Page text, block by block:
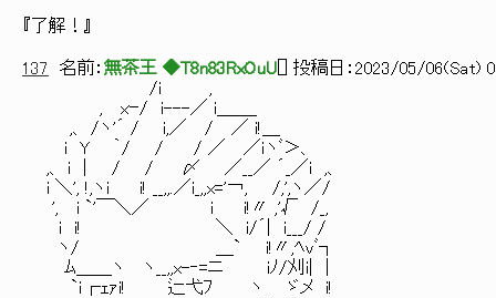
『了解！』
137 名前： 無茶王 ◆T8n83RxOuU ] 投稿日： 2023/05/06(Sat)
/i ,
, xｰ/ i---／ i＿＿_
,、 /ヽ'´ / i,／ / ／ i!＿
i Y ｀/ / / ／ ／ｉヽﾞ＞、
,、 i | / / 〆 ／__／ ´_／i ,、
i ＼', !,ヽi i! __,,.／i_,,x='￢, /,',ヽ／/
', i `'￣＼／ i i!〃 ,'√ /_,
i i! ＼ i/´| i___/ /
ヽ/ ＿` i!〃,ﾍvﾞ┐
ﾑ＿＿ヽ ヽ__,,x-‐=ニ iﾉ/刈i| |
`ｉ┌ｪｧi! 辷弋ﾌ ヽ ゞメ i!